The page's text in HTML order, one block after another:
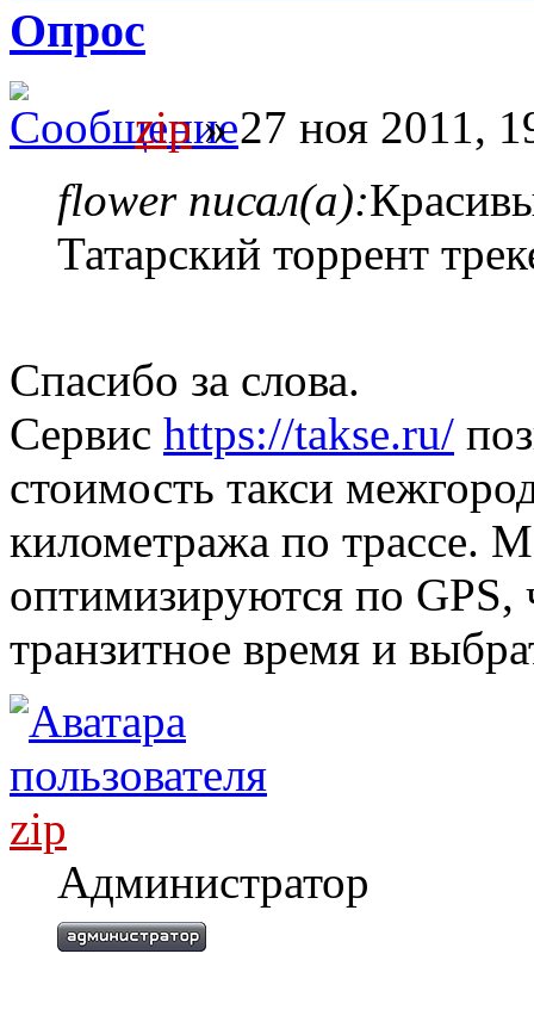
Опрос
zip» 27 ноя 2011,
flower писал(а):
Татарский торрент
Спасибо за слова.
Сервис https://takse.ru/
стоимость такси
километража по трассе.
оптимизируются по GPS,
транзитное время и
zip
Администратор